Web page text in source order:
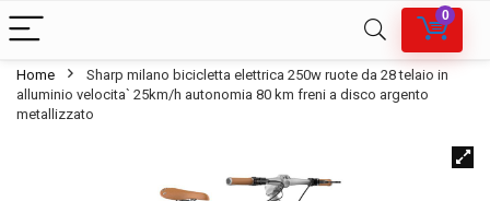
0
Home
Sharp milano bicicletta elettrica 250w ruote da 28 telaio in
alluminio velocita` 25km/h autonomia 80 km freni a disco argento
metallizzato